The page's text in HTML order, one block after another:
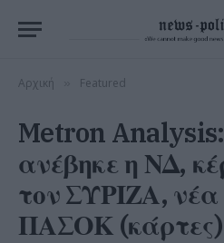
Αρχική Featured
Metron
ανέβηκε η ΝΔ,
τον ΣΥΡΙΖΑ,
ΠΑΣΟΚ (κάρτες)